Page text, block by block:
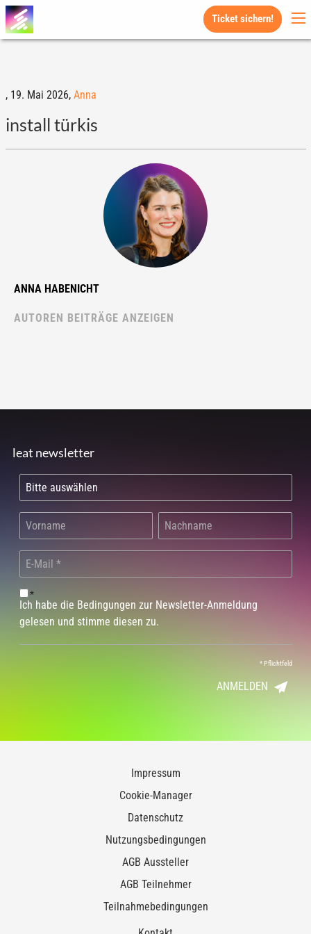
Ticket sichern!
, 19. Mai 2026, Anna
install türkis
ANNA HABENICHT
AUTOREN BEITRÄGE ANZEIGEN
leat newsletter
*
Ich habe die Bedingungen zur Newsletter-Anmeldung
gelesen und stimme diesen zu.
*Pflichtfeld
ANMELDEN
Impressum
Cookie-Manager
Datenschutz
Nutzungsbedingungen
AGB Aussteller
AGB Teilnehmer
Teilnahmebedingungen